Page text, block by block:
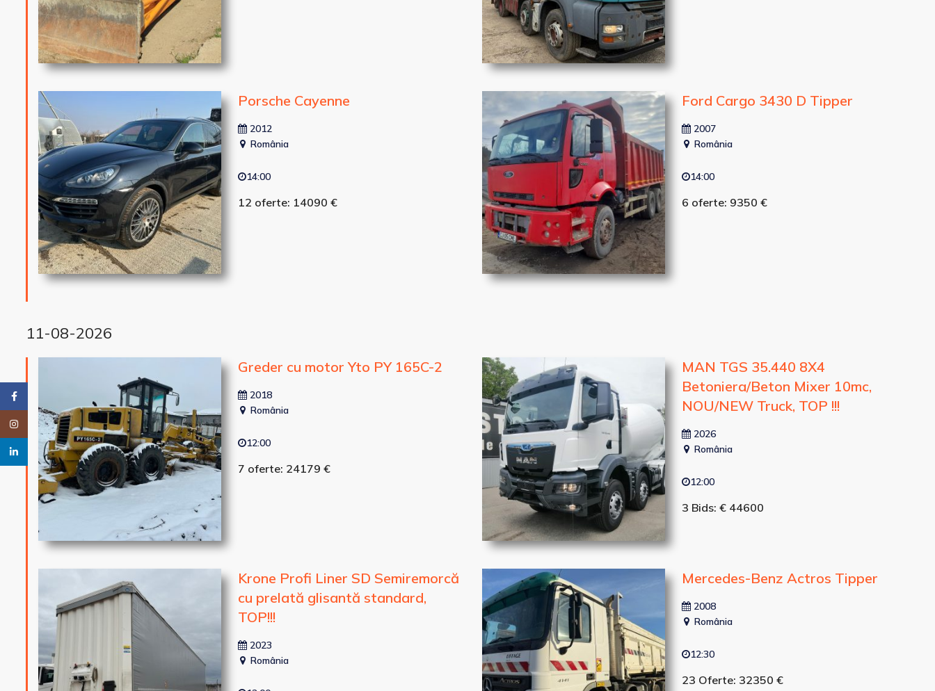
Instagram
linkedin
Porsche Cayenne
2012
România
14:00
12 oferte: 14090 €
Ford Cargo 3430 D Tipper
2007
România
14:00
6 oferte: 9350 €
11-08-2026
Greder cu motor Yto PY 165C-2
2018
România
12:00
7 oferte: 24179 €
MAN TGS 35.440 8X4
Betoniera/Beton Mixer 10mc,
NOU/NEW Truck, TOP !!!
2026
România
12:00
3 Bids: € 44600
Krone Profi Liner SD Semiremorcă
cu prelată glisantă standard,
TOP!!!
2023
România
Mercedes-Benz Actros Tipper
2008
România
12:30
23 Oferte: 32350 €